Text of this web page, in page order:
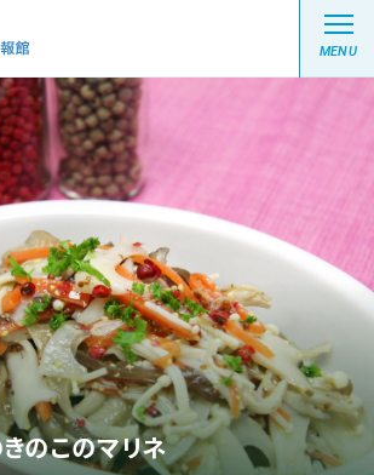
MENU
記事
シピ
記事
のこのマリネ